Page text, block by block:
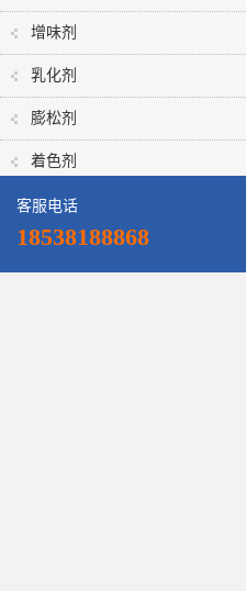
增味剂
乳化剂
膨松剂
着色剂
客服电话
18538188868